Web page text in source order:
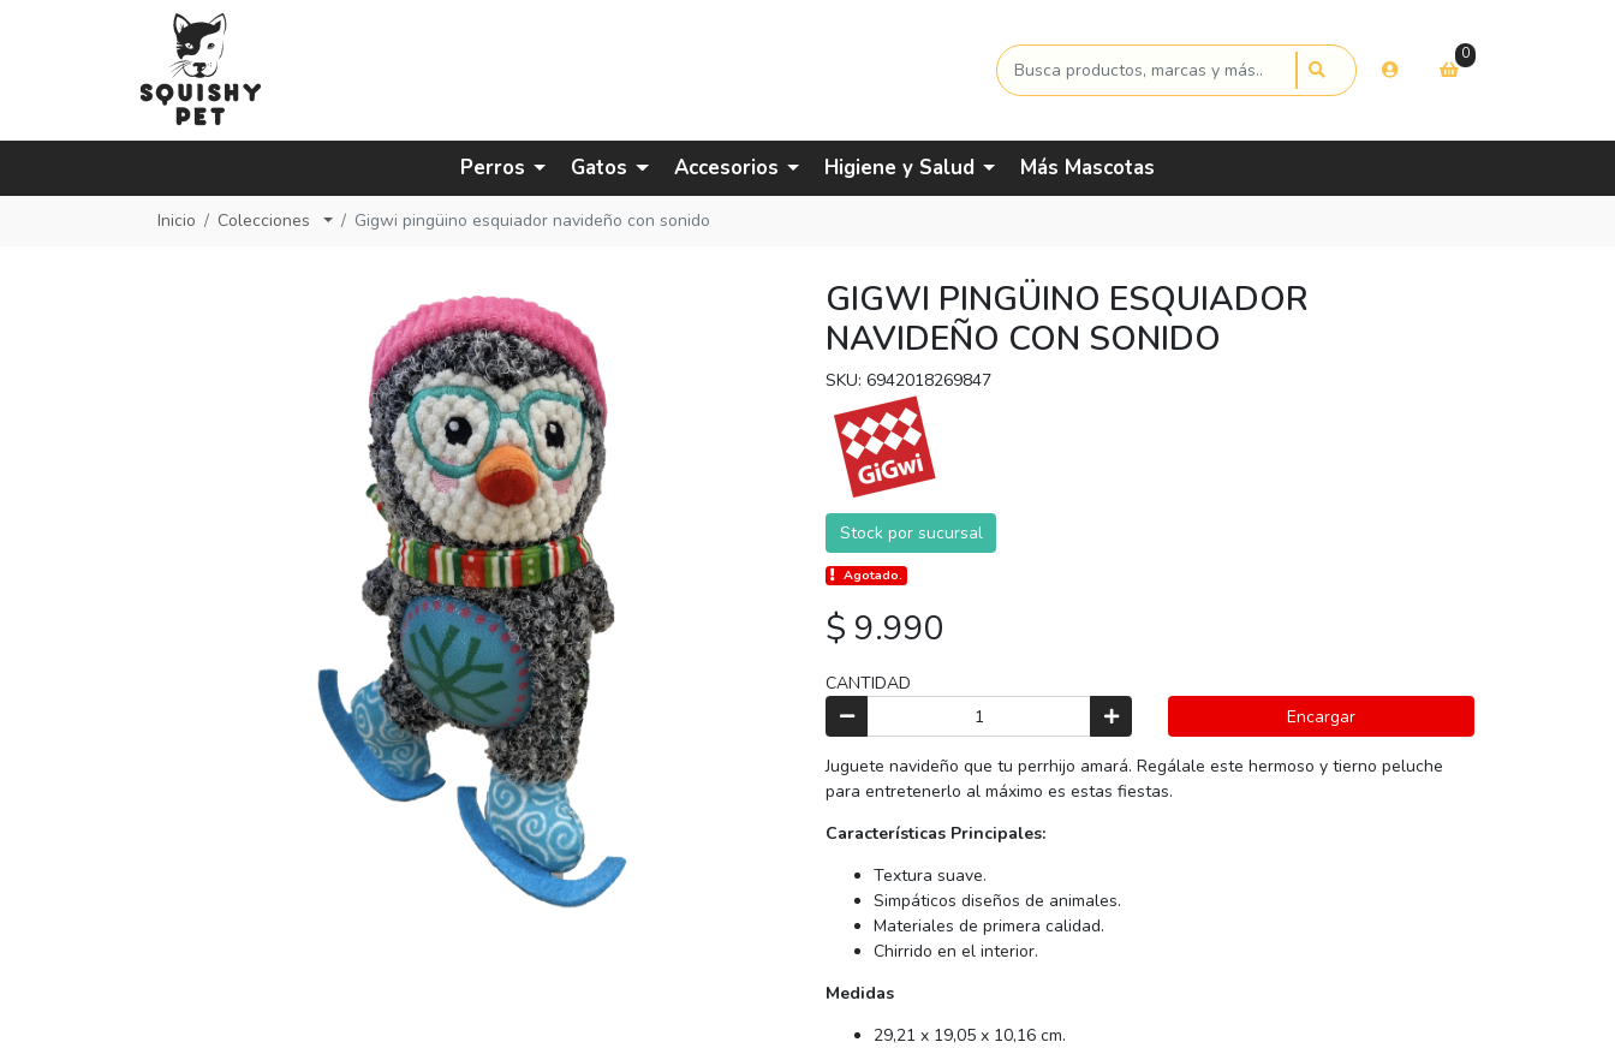
0
Perros Gatos Accesorios Higiene y Salud Más Mascotas
Inicio Colecciones Gigwi pingüino esquiador navideño con sonido
GIGWI PINGÜINO ESQUIADOR
NAVIDEÑO CON SONIDO
SKU: 6942018269847
Stock por sucursal
Agotado.
$ 9.990
CANTIDAD
Encargar
Juguete navideño que tu perrhijo amará. Regálale este hermoso y tierno peluche
para entretenerlo al máximo es estas fiestas.
Características Principales:
Textura suave.
Simpáticos diseños de animales.
Materiales de primera calidad.
Chirrido en el interior.
Medidas
29,21 x 19,05 x 10,16 cm.